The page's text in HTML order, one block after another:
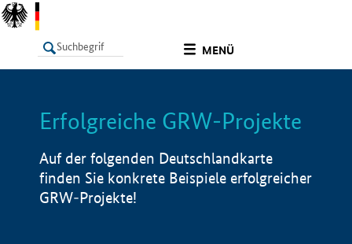
MENÜ
LISTE Info
Erfolgreiche GRW-Projekte
Auf der folgenden Deutschlandkarte
finden Sie konkrete Beispiele erfolgreicher
GRW-Projekte!